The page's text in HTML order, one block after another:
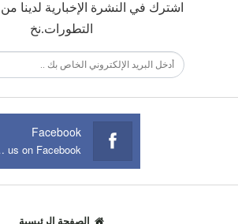
اشترك في النشرة الإخبارية لدينا
التطورات.نخ
Facebook
الصفحة الرئيسية